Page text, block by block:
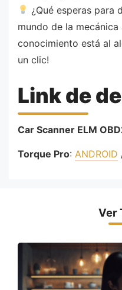
¿Qué esperas para
mundo de la mecánica
conocimiento está al
un clic!
Link de
Car Scanner ELM
Torque Pro: ANDROID
Ver